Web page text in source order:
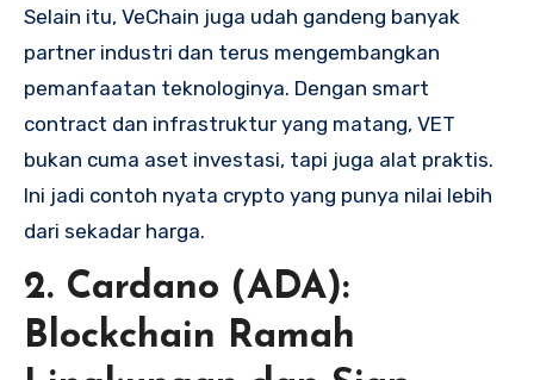
Selain itu, VeChain juga udah gandeng banyak
partner industri dan terus mengembangkan
pemanfaatan teknologinya. Dengan smart
contract dan infrastruktur yang matang, VET
bukan cuma aset investasi, tapi juga alat praktis.
Ini jadi contoh nyata crypto yang punya nilai lebih
dari sekadar harga.
2. Cardano (ADA):
Blockchain Ramah